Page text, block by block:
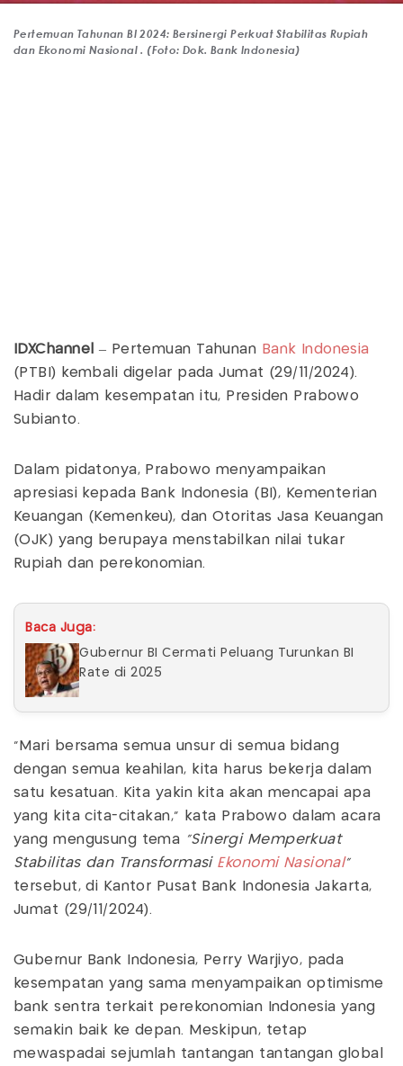
Pertemuan Tahunan BI 2024: Bersinergi Perkuat Stabilitas Rupiah
dan Ekonomi Nasional . (Foto: Dok. Bank Indonesia)
IDXChannel – Pertemuan Tahunan Bank Indonesia
(PTBI) kembali digelar pada Jumat (29/11/2024).
Hadir dalam kesempatan itu, Presiden Prabowo
Subianto.
Dalam pidatonya, Prabowo menyampaikan
apresiasi kepada Bank Indonesia (BI), Kementerian
Keuangan (Kemenkeu), dan Otoritas Jasa Keuangan
(OJK) yang berupaya menstabilkan nilai tukar
Rupiah dan perekonomian.
Baca Juga:
Gubernur BI Cermati Peluang Turunkan BI
Rate di 2025
“Mari bersama semua unsur di semua bidang
dengan semua keahilan, kita harus bekerja dalam
satu kesatuan. Kita yakin kita akan mencapai apa
yang kita cita-citakan,” kata Prabowo dalam acara
yang mengusung tema “Sinergi Memperkuat
Stabilitas dan Transformasi Ekonomi Nasional”
tersebut, di Kantor Pusat Bank Indonesia Jakarta,
Jumat (29/11/2024).
Gubernur Bank Indonesia, Perry Warjiyo, pada
kesempatan yang sama menyampaikan optimisme
bank sentra terkait perekonomian Indonesia yang
semakin baik ke depan. Meskipun, tetap
mewaspadai sejumlah tantangan tantangan global